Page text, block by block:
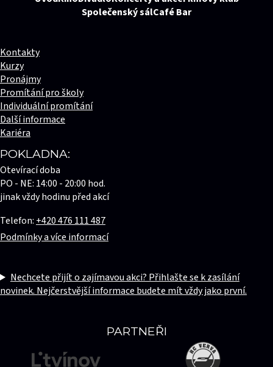
Společenský sálCafé Bar
PARTNEŘI
Kontakty
Kurzy
Pronájmy
Promítání pro školy
Individuální promítání
Další informace
Kariéra
POKLADNA:
Otevírací doba
PO - NE: 14:00 - 20:00 hod.
jinak vždy hodinu před akcí
Telefon: +420 476 111 487
Podmínky a více informací
Nechcete přijít o zajímavou akci? Přihlašte se k zasílání
novinek. Nejčerstvější informace budete mít vždy jako první.